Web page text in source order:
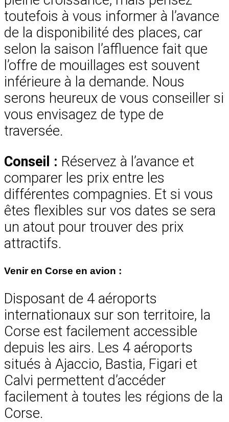
toutefois à vous informer à l’avance
de la disponibilité des places, car
selon la saison l’affluence fait que
l’offre de mouillages est souvent
inférieure à la demande. Nous
serons heureux de vous conseiller si
vous envisagez de type de
traversée.
Conseil : Réservez à l’avance et
comparer les prix entre les
différentes compagnies. Et si vous
êtes flexibles sur vos dates se sera
un atout pour trouver des prix
attractifs.
Venir en Corse en avion :
Disposant de 4 aéroports
internationaux sur son territoire, la
Corse est facilement accessible
depuis les airs. Les 4 aéroports
situés à Ajaccio, Bastia, Figari et
Calvi permettent d’accéder
facilement à toutes les régions de la
Corse.